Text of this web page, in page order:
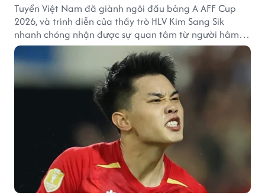
Tuyển Việt Nam đã giành ngôi đầu bảng A AFF Cup
2026, và trình diễn của thầy trò HLV Kim Sang Sik
nhanh chóng nhận được sự quan tâm từ người hâm
mộ Thái Lan.